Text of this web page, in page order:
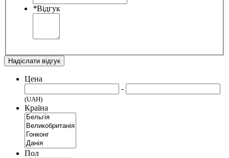
*Відгук
Надіслати відгук
Цена
-
(UAH)
Країна
Пол